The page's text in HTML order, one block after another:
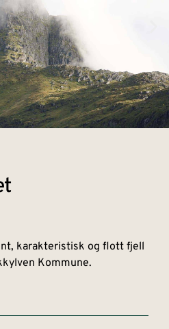
karakteristisk og flott fjell
Kommune.